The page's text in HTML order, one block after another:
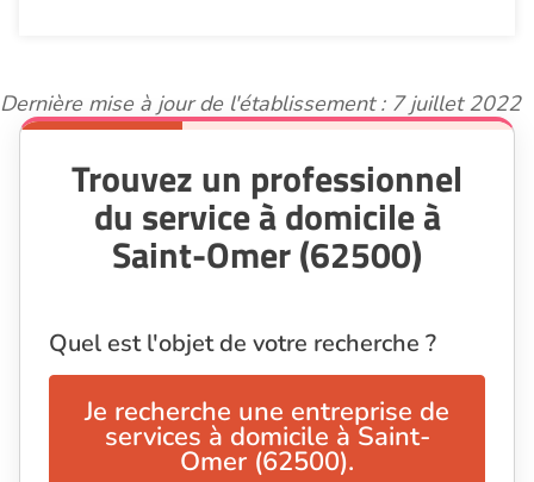
Dernière mise à jour de l'établissement : 7 juillet 2022
Trouvez un professionnel
du service à domicile à
Saint-Omer (62500)
Quel est l'objet de votre recherche ?
Je recherche une entreprise de
services à domicile à Saint-
Omer (62500).